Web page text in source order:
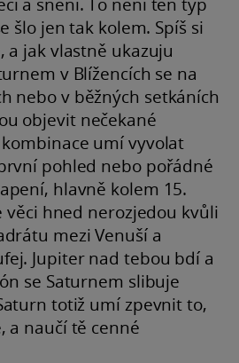
šlo jen tak kolem. Spíš si
a jak vlastně ukazuju
v Blížencích se na
nebo v běžných setkáních
objevit nečekané
umí vyvolat
pohled nebo pořádné
hlavně kolem 15.
věci hned nerozjedou kvůli
mezi Venuší a
Jupiter nad tebou bdí a
se Saturnem slibuje
totiž umí zpevnit to,
a naučí tě cenné